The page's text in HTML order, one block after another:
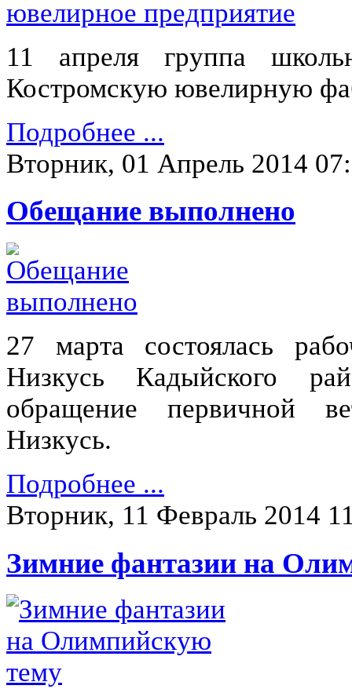
11 апреля группа
Костромскую ювелирную
Подробнее ...
Вторник, 01 Апрель 2014
Обещание выполнено
27 марта состоялась
Низкусь Кадыйского
обращение первичной
Низкусь.
Подробнее ...
Вторник, 11 Февраль 2014
Зимние фантазии на